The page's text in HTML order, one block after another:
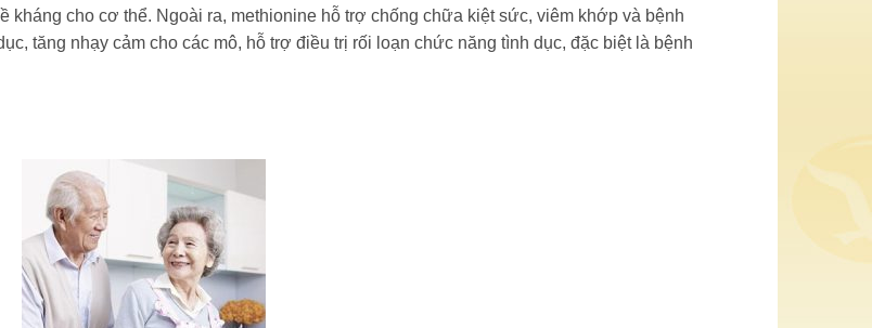
kháng cho cơ thể. Ngoài ra, methionine hỗ trợ chống chữa kiệt sức, viêm khớp và bệnh
tăng nhạy cảm cho các mô, hỗ trợ điều trị rối loạn chức năng tình dục, đặc biệt là bệnh